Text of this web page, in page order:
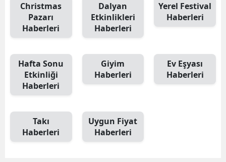
Christmas
Pazarı
Haberleri
Dalyan
Etkinlikleri
Haberleri
Yerel Festival
Haberleri
Hafta Sonu
Etkinliği
Haberleri
Giyim
Haberleri
Ev Eşyası
Haberleri
Takı
Haberleri
Uygun Fiyat
Haberleri